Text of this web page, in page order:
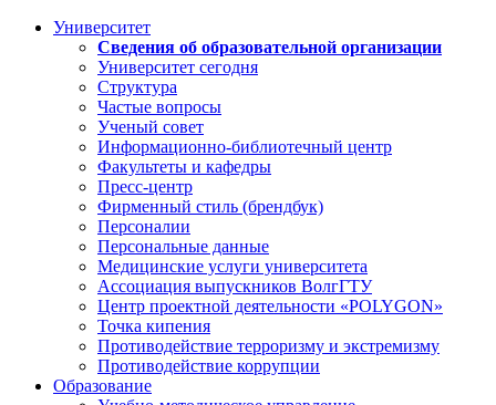
Университет
Сведения об образовательной организации
Университет сегодня
Структура
Частые вопросы
Ученый совет
Информационно-библиотечный центр
Факультеты и кафедры
Пресс-центр
Фирменный стиль (брендбук)
Персоналии
Персональные данные
Медицинские услуги университета
Ассоциация выпускников ВолгГТУ
Центр проектной деятельности «POLYGON»
Точка кипения
Противодействие терроризму и экстремизму
Противодействие коррупции
Образование